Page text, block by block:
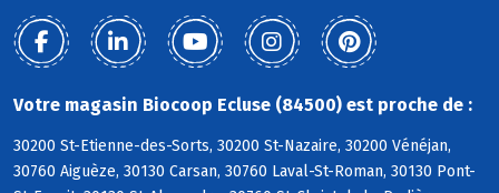
Votre magasin Biocoop Ecluse (84500) est proche de :
30200 St-Etienne-des-Sorts, 30200 St-Nazaire, 30200 Vénéjan,
30760 Aiguèze, 30130 Carsan, 30760 Laval-St-Roman, 30130 Pont-